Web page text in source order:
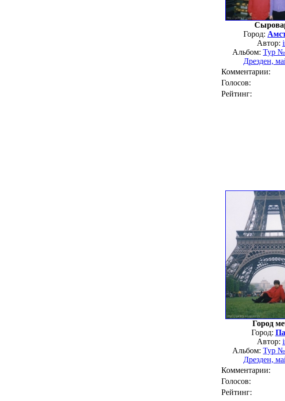
Город:
Автор:
Альбом: Тур
Дрезден,
Комментарии:
Голосов:
Рейтинг:
Город
Город:
Автор:
Альбом: Тур
Дрезден,
Комментарии:
Голосов:
Рейтинг: